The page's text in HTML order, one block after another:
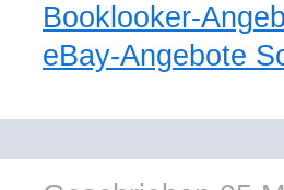
Booklooker-
eBay-Angebote